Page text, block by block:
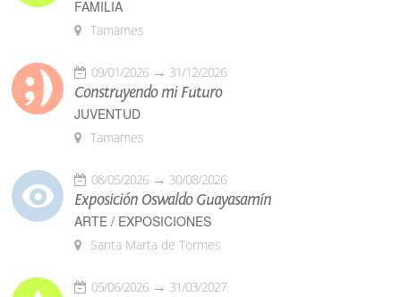
FAMILIA
Tamames
09/01/2026 31/12/2026
Construyendo mi Futuro
JUVENTUD
Tamames
08/05/2026 30/08/2026
Exposición Oswaldo Guayasamín
ARTE / EXPOSICIONES
Santa Marta de Tormes
05/06/2026 31/03/2027